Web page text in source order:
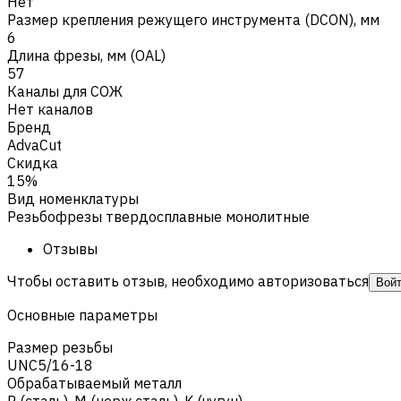
Размер крепления режущего инструмента (DCON), мм
6
Длина фрезы, мм (OAL)
57
Каналы для СОЖ
Нет каналов
Бренд
AdvaCut
Скидка
15%
Вид номенклатуры
Резьбофрезы твердосплавные монолитные
Отзывы
Чтобы оставить отзыв, необходимо авторизоваться
Основные параметры
Размер резьбы
UNC5/16-18
Обрабатываемый металл